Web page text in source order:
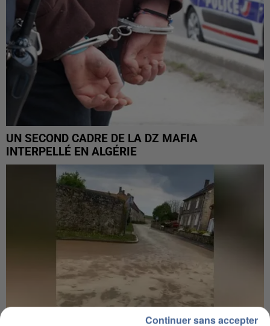
UN SECOND CADRE DE LA DZ MAFIA
INTERPELLÉ EN ALGÉRIE
Continuer sans accepter